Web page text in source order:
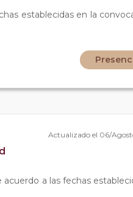
establecidas en la
Actualizado el 06/
a las fechas